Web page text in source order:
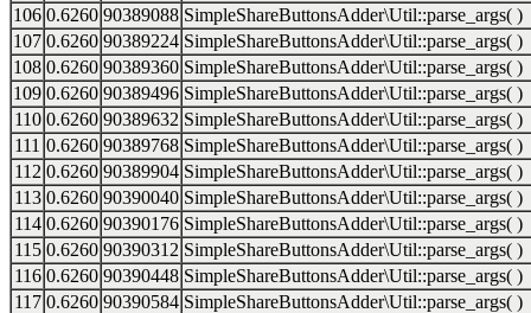
106 0.6260 90389088 SimpleShareButtonsAdder\Util::parse_args( )
107 0.6260 90389224 SimpleShareButtonsAdder\Util::parse_args( )
108 0.6260 90389360 SimpleShareButtonsAdder\Util::parse_args( )
109 0.6260 90389496 SimpleShareButtonsAdder\Util::parse_args( )
110 0.6260 90389632 SimpleShareButtonsAdder\Util::parse_args( )
111 0.6260 90389768 SimpleShareButtonsAdder\Util::parse_args( )
112 0.6260 90389904 SimpleShareButtonsAdder\Util::parse_args( )
113 0.6260 90390040 SimpleShareButtonsAdder\Util::parse_args( )
114 0.6260 90390176 SimpleShareButtonsAdder\Util::parse_args( )
115 0.6260 90390312 SimpleShareButtonsAdder\Util::parse_args( )
116 0.6260 90390448 SimpleShareButtonsAdder\Util::parse_args( )
117 0.6260 90390584 SimpleShareButtonsAdder\Util::parse_args( )